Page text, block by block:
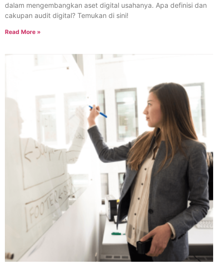
dalam mengembangkan aset digital usahanya. Apa definisi dan
cakupan audit digital? Temukan di sini!
Read More »